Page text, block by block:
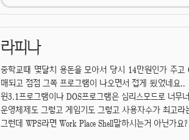
라피나
중학교때 몇달치 용돈을 모아서 당시 14만원인가 주
매되고 점점 그쪽 프로그램이 나오면서 접게 됬었네요..
윈3.1프로그램이나 DOS프로그램은 심리스모드로 너
운영체제도 그렇고 게임기도 그렇고 사용자수가 최고라
그런데 WPS라면 Work Place Shell말하시는거 아닌가